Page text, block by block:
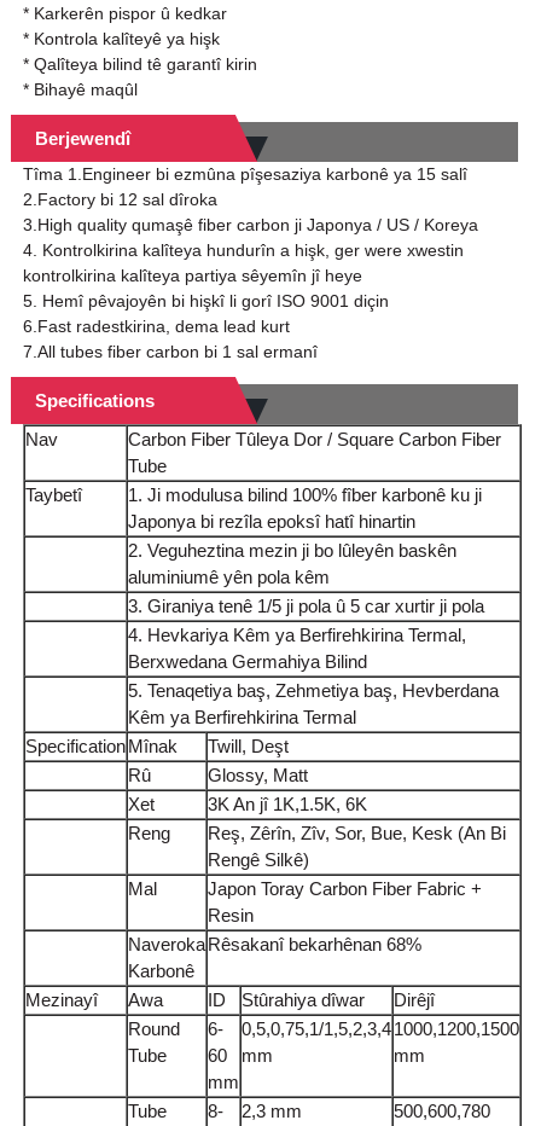
* Karkerên pispor û kedkar
* Kontrola kalîteyê ya hişk
* Qalîteya bilind tê garantî kirin
* Bihayê maqûl
Berjewendî
Tîma 1.Engineer bi ezmûna pîşesaziya karbonê ya 15 salî
2.Factory bi 12 sal dîroka
3.High quality qumaşê fiber carbon ji Japonya / US / Koreya
4. Kontrolkirina kalîteya hundurîn a hişk, ger were xwestin
kontrolkirina kalîteya partiya sêyemîn jî heye
5. Hemî pêvajoyên bi hişkî li gorî ISO 9001 diçin
6.Fast radestkirina, dema lead kurt
7.All tubes fiber carbon bi 1 sal ermanî
Specifications
Nav
Carbon Fiber Tûleya Dor / Square Carbon Fiber
Tube
Taybetî
1. Ji modulusa bilind 100% fîber karbonê ku ji
Japonya bi rezîla epoksî hatî hinartin
2. Veguheztina mezin ji bo lûleyên baskên
aluminiumê yên pola kêm
3. Giraniya tenê 1/5 ji pola û 5 car xurtir ji pola
4. Hevkariya Kêm ya Berfirehkirina Termal,
Berxwedana Germahiya Bilind
5. Tenaqetiya baş, Zehmetiya baş, Hevberdana
Kêm ya Berfirehkirina Termal
SpecificationMînak
Twill, Deşt
Rû
Glossy, Matt
Xet
3K An jî 1K,1.5K, 6K
Reng
Reş, Zêrîn, Zîv, Sor, Bue, Kesk (An Bi
Rengê Silkê)
Mal
Japon Toray Carbon Fiber Fabric +
Resin
Naveroka
Karbonê
Rêsakanî bekarhênan 68%
Mezinayî Awa ID Stûrahiya dîwar
Dirêjî
Round
Tube
6-
60
mm
0,5,0,75,1/1,5,2,3,4
mm
1000,1200,1500
mm
Tube
8-
2,3 mm
500,600,780